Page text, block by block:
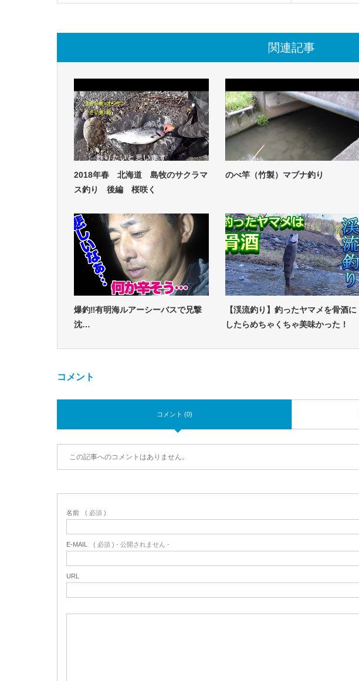
関連記事
2018年春 北海道 島牧のサクラマ
ス釣り 後編 桜咲く
のべ竿（竹製）マブナ釣り
爆釣‼有明海ルアーシーバスで兄撃
沈…
【渓流釣り】釣ったヤマメを骨酒に
したらめちゃくちゃ美味かった！
コメント
コメント (0)
この記事へのコメントはありません。
名前 ( 必須 )
E-MAIL ( 必須 ) - 公開されません -
URL